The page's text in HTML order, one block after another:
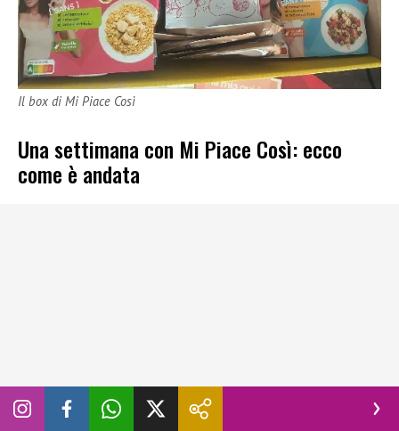
Il box di Mi Piace Così
Una settimana con Mi Piace Così: ecco
come è andata